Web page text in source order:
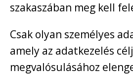
szakaszában meg kell
Csak olyan személyes
amely az adatkezelés
megvalósulásához